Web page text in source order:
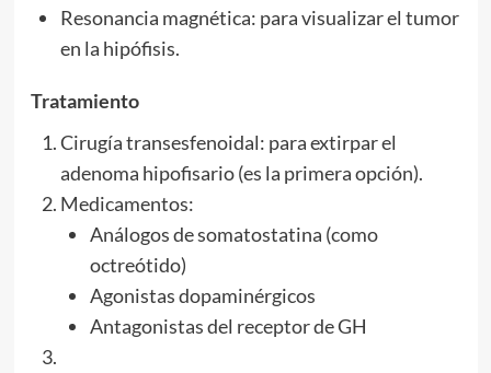
Resonancia magnética: para visualizar el tumor
en la hipófisis.
Tratamiento
Cirugía transesfenoidal: para extirpar el
adenoma hipofisario (es la primera opción).
Medicamentos:
Análogos de somatostatina (como
octreótido)
Agonistas dopaminérgicos
Antagonistas del receptor de GH